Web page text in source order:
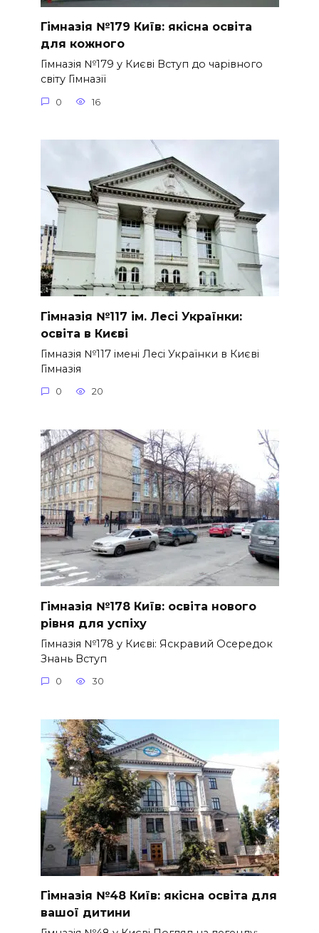
Гімназія №179 Київ: якісна освіта
для кожного
Гімназія №179 у Києві Вступ до чарівного
світу Гімназії
0 16
Гімназія №117 ім. Лесі Українки:
освіта в Києві
Гімназія №117 імені Лесі Українки в Києві
Гімназія
0 20
Гімназія №178 Київ: освіта нового
рівня для успіху
Гімназія №178 у Києві: Яскравий Осередок
Знань Вступ
0 30
Гімназія №48 Київ: якісна освіта для
вашої дитини